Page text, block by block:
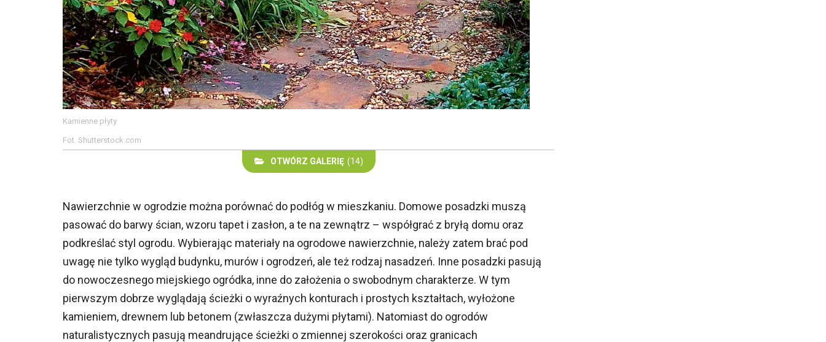
Kamienne płyty
Fot. Shutterstock.com
OTWÓRZ GALERIĘ (14)
Nawierzchnie w ogrodzie można porównać do podłóg w mieszkaniu. Domowe posadzki muszą
pasować do barwy ścian, wzoru tapet i zasłon, a te na zewnątrz – współgrać z bryłą domu oraz
podkreślać styl ogrodu. Wybierając materiały na ogrodowe nawierzchnie, należy zatem brać pod
uwagę nie tylko wygląd budynku, murów i ogrodzeń, ale też rodzaj nasadzeń. Inne posadzki pasują
do nowoczesnego miejskiego ogródka, inne do założenia o swobodnym charakterze. W tym
pierwszym dobrze wyglądają ścieżki o wyraźnych konturach i prostych kształtach, wyłożone
kamieniem, drewnem lub betonem (zwłaszcza dużymi płytami). Natomiast do ogrodów
naturalistycznych pasują meandrujące ścieżki o zmiennej szerokości oraz granicach